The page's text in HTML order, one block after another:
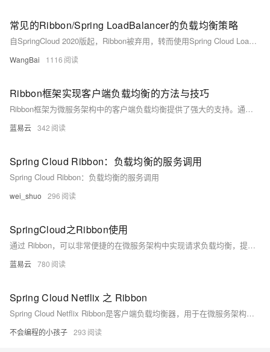
常见的Ribbon/Spring LoadBalancer的负载均衡策略
自SpringCloud 2020版起，Ribbon被弃用，转而使用Spring Cloud LoadBalancer。Ribbon支持轮询、随机、加权响应时间和重试等负载均衡策略；而Spring Cloud LoadBalancer则提供轮询、随机及Nacos负载均衡策略，基于Reactor实现，更高效灵活。
WangBai 1116
Ribbon框架实现客户端负载均衡的方法与技巧
Ribbon框架为微服务架构中的客户端负载均衡提供了强大的支持。通过简单的配置和集成，开发者可以轻松地在应用中实现服务的发现、选择和负载均衡。适当地使用Ribbon，配合其他Spring Cloud组件，可以有效提升微服务架构的可用性和性能。
蓝易云 342
Spring Cloud Ribbon：负载均衡的服务调用
Spring Cloud Ribbon：负载均衡的服务调用
wei_shuo 296
SpringCloud之Ribbon使用
通过 Ribbon，可以非常便捷的在微服务架构中实现请求负载均衡，提升系统的高可用性和伸缩性。在实际使用中，需要根据实际场景选择合适的负载均衡策略，并对其进行适当配置，以达到更佳的负载均衡效果。
蓝易云 780
Spring Cloud Netflix 之 Ribbon
Spring Cloud Netflix Ribbon是客户端负载均衡器，用于在微服务架构中分发请求。它与RestTemplate结合，自动在服务发现（如Eureka）注册的服务之间进行调用。配置包括在pom.xml中添加依赖，设置application.yml以连接Eureka服务器，并在配置类中创建@LoadBalanced的RestTemplate。通过这种方式，当调用如`/user/userInfoList`的接口时，Ribbon会自动处理到多个可用服务实例的负载均衡。
不会编程的小孩子 293